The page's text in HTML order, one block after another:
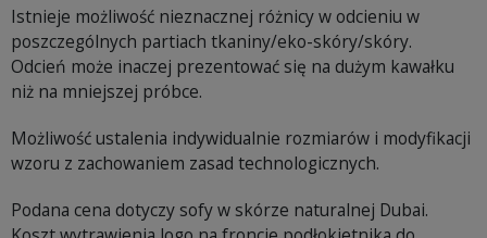
Istnieje możliwość nieznacznej różnicy w odcieniu w
poszczególnych partiach tkaniny/eko-skóry/skóry.
Odcień może inaczej prezentować się na dużym kawałku
niż na mniejszej próbce.
Możliwość ustalenia indywidualnie rozmiarów i modyfikacji
wzoru z zachowaniem zasad technologicznych.
Podana cena dotyczy sofy w skórze naturalnej Dubai.